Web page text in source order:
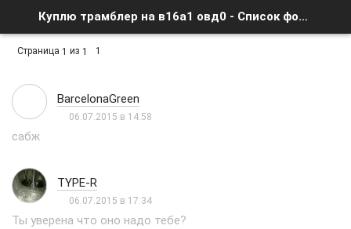
Куплю трамблер на в16а1 овд0 - Список форумов
Страница 1 из 1 1
BarcelonaGreen
06.07.2015 в 14:58
сабж
TYPE-R
06.07.2015 в 17:34
Ты уверена что оно надо тебе?